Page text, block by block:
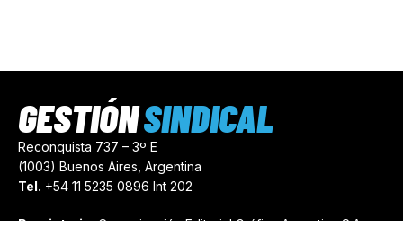
Reconquista 737 – 3º E
(1003) Buenos Aires, Argentina
Tel. +54 11 5235 0896 Int 202
GESTIÓNSINDICAL